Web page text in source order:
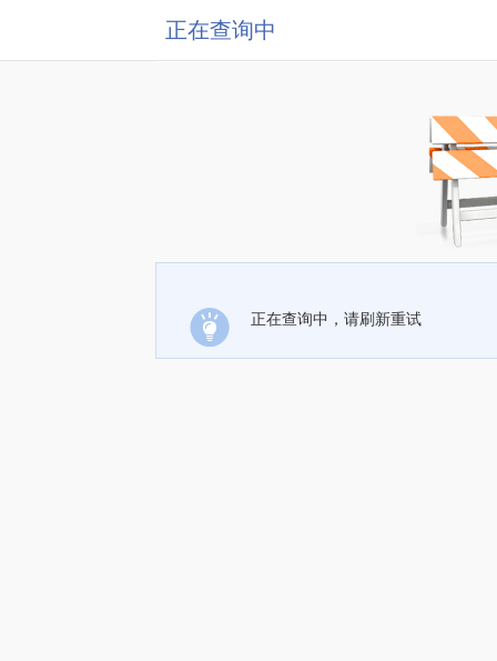
正在查询中
正在查询中，请刷新重试